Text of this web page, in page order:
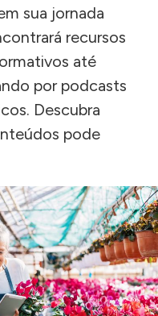
sua jornada
recursos
até
por podcasts
Descubra
pode